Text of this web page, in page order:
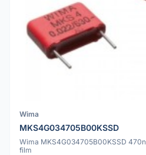
Wima
MKS4G034705B00KSSD
Wima MKS4G034705B00KSSD
film